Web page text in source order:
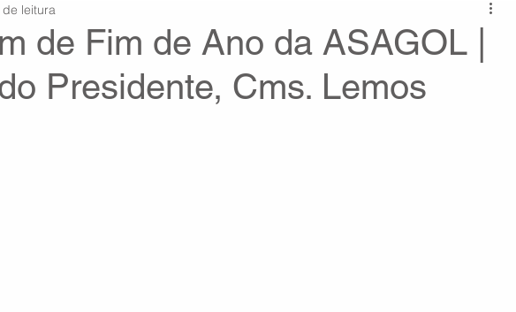
>> Convenção Coletiva After Landing
Auxílio Mútuo Depoimentos Amigo da ASAGOL
de Fim de Ano da ASAGOL |
Presidente, Cms. Lemos
de leitura